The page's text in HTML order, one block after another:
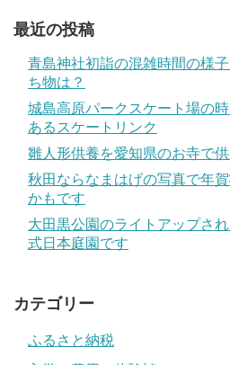
最近の投稿
青島神社初詣の混雑時間の様
ち物は？
城島高原パークスケート場の
あるスケートリンク
雛人形供養を愛知県のお寺で
秋田ならなまはげの写真で年
かもです
大田黒公園のライトアップさ
式日本庭園です
カテゴリー
ふるさと納税